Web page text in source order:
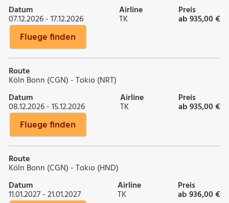
Datum
07.12.2026 - 17.12.2026
Airline
TK
Preis
ab 935,00 €
Fluege finden
Route
Köln Bonn (CGN) - Tokio (NRT)
Datum
08.12.2026 - 15.12.2026
Airline
TK
Preis
ab 935,00 €
Fluege finden
Route
Köln Bonn (CGN) - Tokio (HND)
Datum
11.01.2027 - 21.01.2027
Airline
TK
Preis
ab 936,00 €